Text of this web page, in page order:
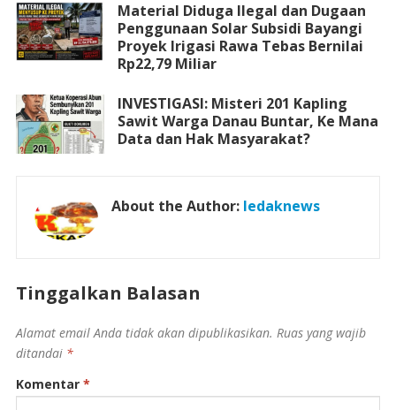
Material Diduga Ilegal dan Dugaan
Penggunaan Solar Subsidi Bayangi
Proyek Irigasi Rawa Tebas Bernilai
Rp22,79 Miliar
INVESTIGASI: Misteri 201 Kapling
Sawit Warga Danau Buntar, Ke Mana
Data dan Hak Masyarakat?
About the Author: ledaknews
Tinggalkan Balasan
Alamat email Anda tidak akan dipublikasikan. Ruas yang wajib
ditandai *
Komentar *